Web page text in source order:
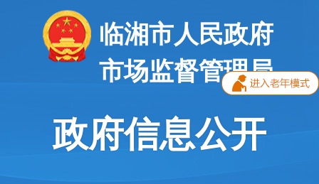
临湘市人民政府
市场监督管理局
政府信息公开